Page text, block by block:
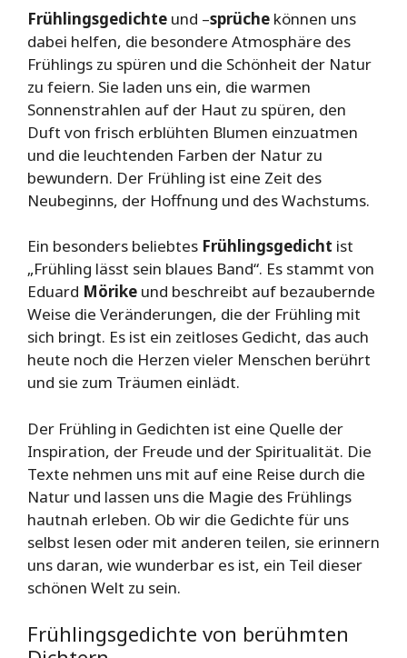
Frühlingsgedichte und –sprüche können uns
dabei helfen, die besondere Atmosphäre des
Frühlings zu spüren und die Schönheit der Natur
zu feiern. Sie laden uns ein, die warmen
Sonnenstrahlen auf der Haut zu spüren, den
Duft von frisch erblühten Blumen einzuatmen
und die leuchtenden Farben der Natur zu
bewundern. Der Frühling ist eine Zeit des
Neubeginns, der Hoffnung und des Wachstums.
Ein besonders beliebtes Frühlingsgedicht ist
„Frühling lässt sein blaues Band“. Es stammt von
Eduard Mörike und beschreibt auf bezaubernde
Weise die Veränderungen, die der Frühling mit
sich bringt. Es ist ein zeitloses Gedicht, das auch
heute noch die Herzen vieler Menschen berührt
und sie zum Träumen einlädt.
Der Frühling in Gedichten ist eine Quelle der
Inspiration, der Freude und der Spiritualität. Die
Texte nehmen uns mit auf eine Reise durch die
Natur und lassen uns die Magie des Frühlings
hautnah erleben. Ob wir die Gedichte für uns
selbst lesen oder mit anderen teilen, sie erinnern
uns daran, wie wunderbar es ist, ein Teil dieser
schönen Welt zu sein.
Frühlingsgedichte von berühmten